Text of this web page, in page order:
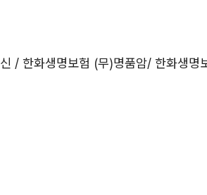
/ 한화생명보험 (무)명품암/ 한화생명